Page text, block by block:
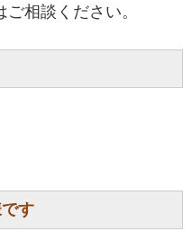
相談ください。
す